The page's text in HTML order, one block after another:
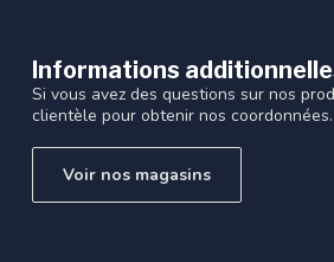
Informations
Si vous avez des questions sur nos
clientèle pour obtenir nos coordonnées.
Voir nos magasins